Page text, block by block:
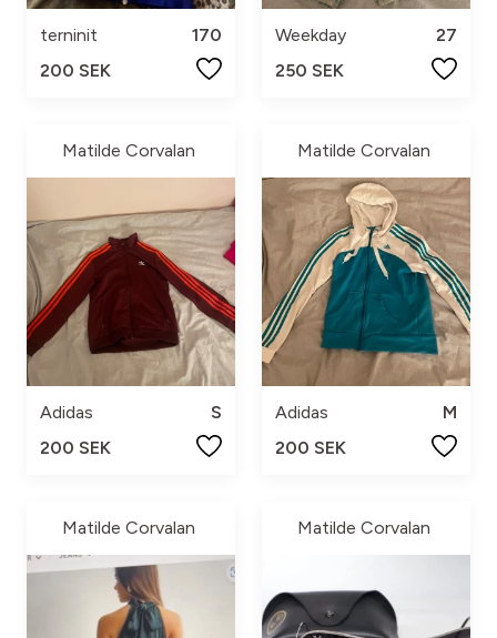
terninit
170
200 SEK
Weekday
27
250 SEK
Matilde Corvalan
Adidas
S
200 SEK
Matilde Corvalan
Adidas
M
200 SEK
Matilde Corvalan Matilde Corvalan